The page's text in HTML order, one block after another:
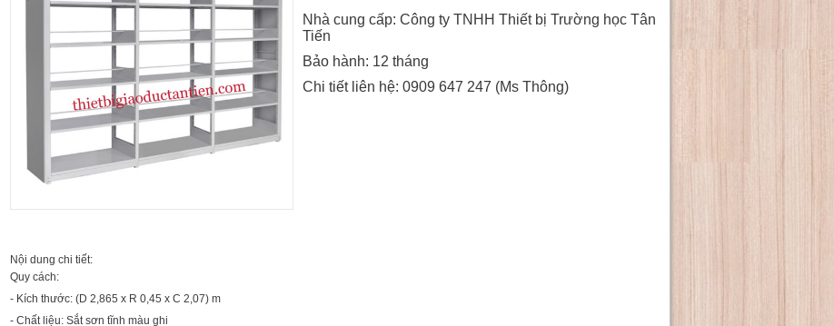
Nhà cung cấp: Công ty TNHH Thiết bị Trường học Tân
Tiến
Bảo hành: 12 tháng
Chi tiết liên hệ: 0909 647 247 (Ms Thông)
Nội dung chi tiết:
Quy cách:
- Kích thước: (D 2,865 x R 0,45 x C 2,07) m
- Chất liệu: Sắt sơn tĩnh màu ghi